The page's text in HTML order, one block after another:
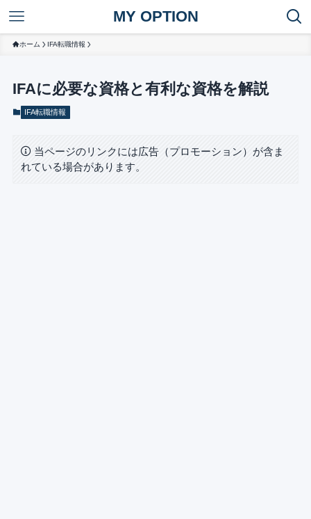
MY OPTION
ホーム IFA転職情報
IFAに必要な資格と有利な資格を解説
IFA転職情報
当ページのリンクには広告（プロモーション）が含ま
れている場合があります。